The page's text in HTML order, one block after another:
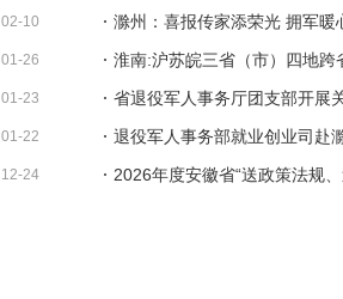
02-10
01-26
01-23
01-22
12-24
项基础优待
滁州：喜报传家添荣光 拥军暖
淮南:沪苏皖三省（市）四地跨
促新格局
省退役军人事务厅团支部开展
服务活动
退役军人事务部就业创业司赴
2026年度安徽省“送政策法规